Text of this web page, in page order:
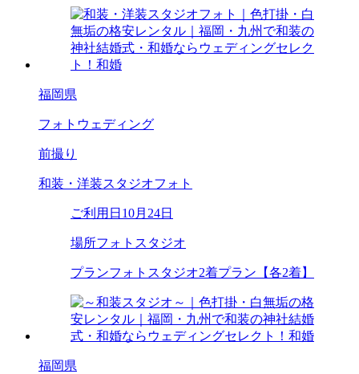
福岡県
フォトウェディング
前撮り
和装・洋装スタジオフォト
ご利用日 10月24日
場所フォトスタジオ
プランフォトスタジオ2着プラン【各2着】
福岡県